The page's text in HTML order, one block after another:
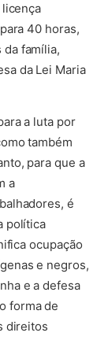
40 horas,
família,
da Lei Maria
a luta por
também
para que a
a
é
política
ocupação
e negros,
e a defesa
forma de
direitos